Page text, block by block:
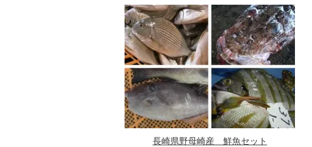
長崎県野母崎産 鮮魚セット